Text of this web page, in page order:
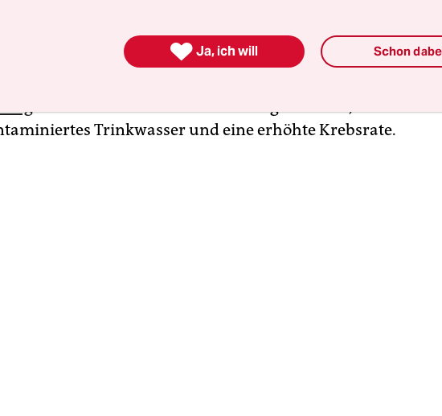
Home, wie die meisten Menschen in Tuba City.
Trinkwasser und eine erhöhte Krebsrate.
 Ja, ich will Schon